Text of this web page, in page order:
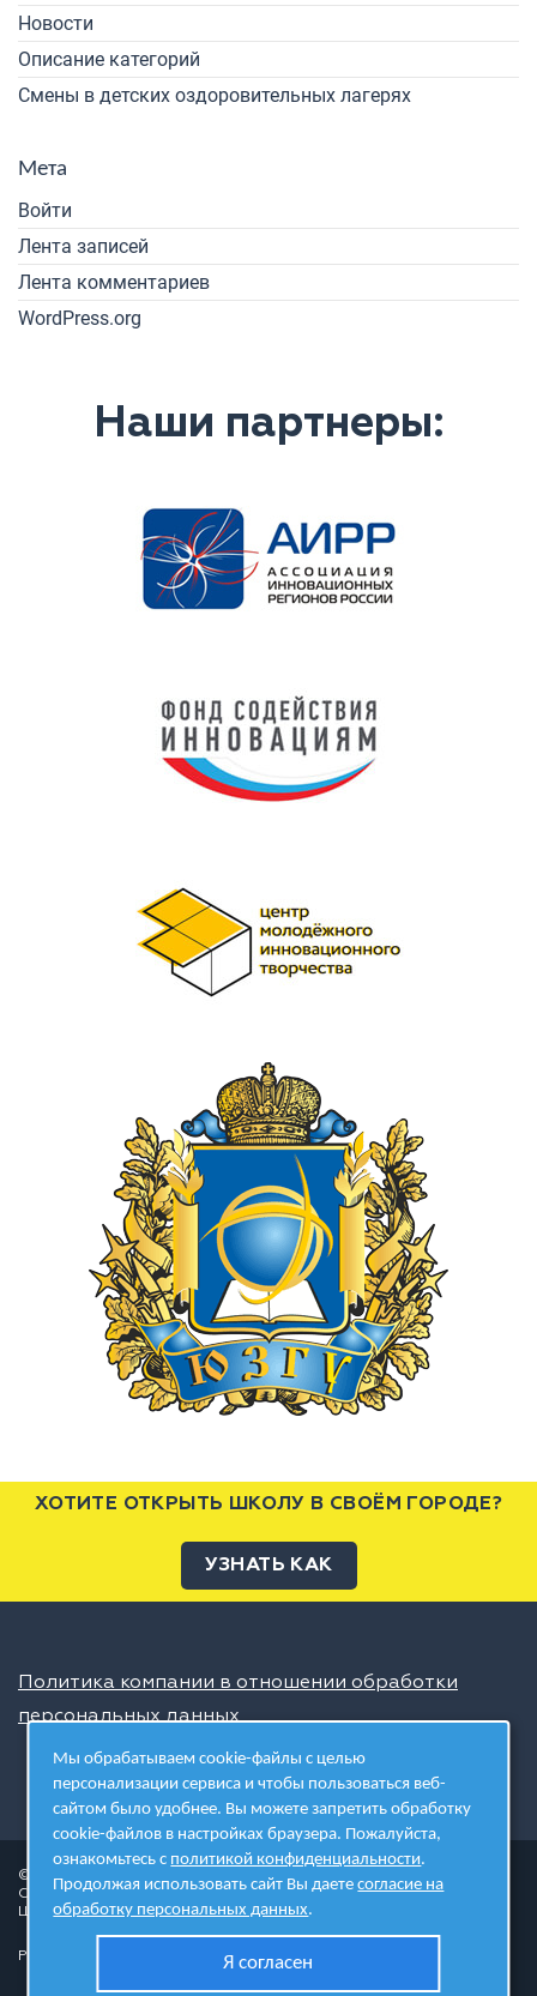
Новости
Описание категорий
Смены в детских оздоровительных лагерях
Мета
Войти
Лента записей
Лента комментариев
WordPress.org
Наши партнеры:
ХОТИТЕ ОТКРЫТЬ ШКОЛУ В СВОЁМ ГОРОДЕ?
УЗНАТЬ КАК
Политика компании в отношении обработки
персональных данных
© 2026 ШЦТ
Сеть центров молодёжного инновационного творчества
Школа цифровых технологий
Разработано в студии
Мы обрабатываем cookie-файлы с целью
персонализации сервиса и чтобы пользоваться веб-
сайтом было удобнее. Вы можете запретить обработку
cookie-файлов в настройках браузера. Пожалуйста,
ознакомьтесь с политикой конфиденциальности.
Продолжая использовать сайт Вы даетесогласие на
обработку персональных данных.
Я согласен